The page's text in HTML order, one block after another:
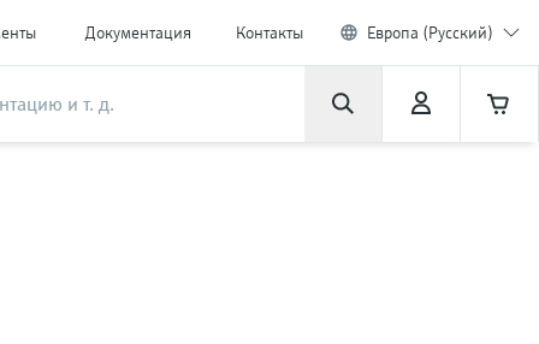
Документация Контакты Европа (Русский)